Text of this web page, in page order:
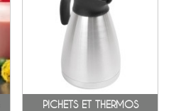
PICHETS ET THERMOS